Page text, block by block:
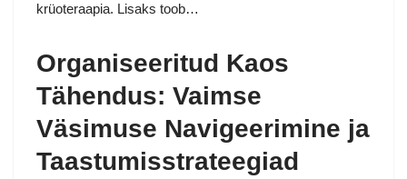
krüoteraapia. Lisaks toob…
Organiseeritud Kaos
Tähendus: Vaimse
Väsimuse Navigeerimine ja
Taastumisstrateegiad